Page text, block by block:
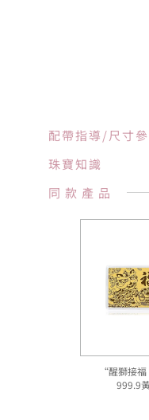
配帶指導/尺寸
珠寶知識
同款產品
“醒獅接
999.9